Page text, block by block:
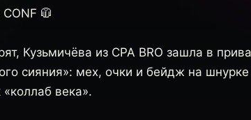
🧥
Кузьмичёва из CPA BRO зашла в
сияния»: мех, очки и бейдж на
«коллаб века».